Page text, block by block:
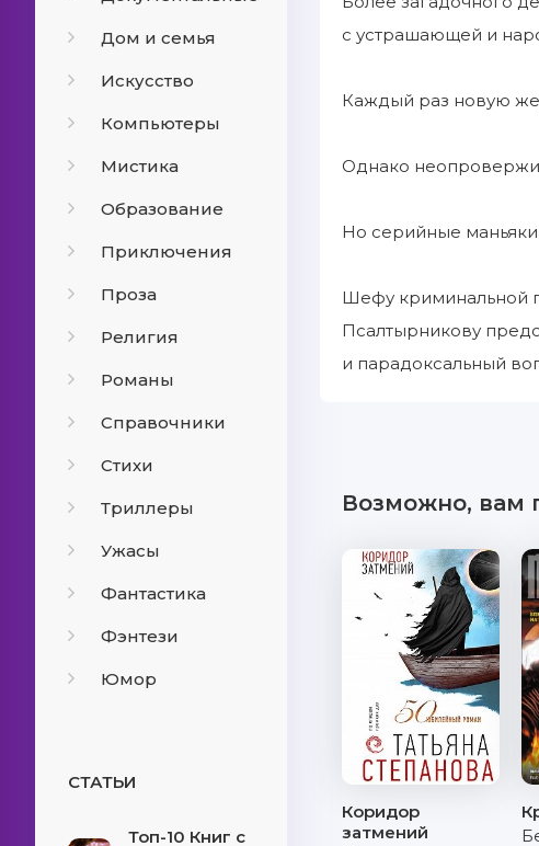
Дом и семья
Искусство
Компьютеры
Мистика
Образование
Приключения
Проза
Религия
Романы
Справочники
Стихи
Триллеры
Ужасы
Фантастика
Фэнтези
Юмор
СТАТЬИ
Топ-10 Книг с
с устрашающей и
Каждый раз новую
Однако
Но серийные
Шефу криминальной
Псалтырникову
и парадоксальный
Возможно, вам
Коридор
затмений